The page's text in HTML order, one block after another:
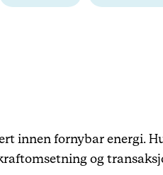
innen fornybar energi.
og